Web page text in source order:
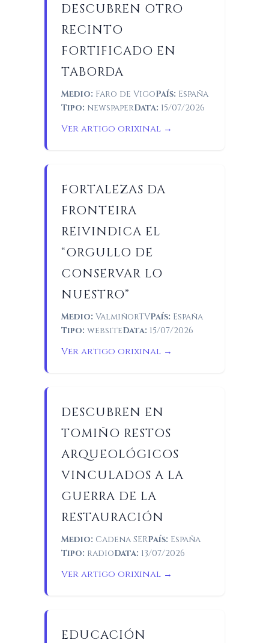
DESCUBREN OTRO
RECINTO
FORTIFICADO EN
TABORDA
Medio: Faro de VigoPaís: España
Tipo: newspaperData: 15/07/2026
Ver artigo orixinal →
FORTALEZAS DA
FRONTEIRA
REIVINDICA EL
“ORGULLO DE
CONSERVAR LO
NUESTRO”
Medio: ValmiñorTVPaís: España
Tipo: websiteData: 15/07/2026
Ver artigo orixinal →
DESCUBREN EN
TOMIÑO RESTOS
ARQUEOLÓGICOS
VINCULADOS A LA
GUERRA DE LA
RESTAURACIÓN
Medio: Cadena SERPaís: España
Tipo: radioData: 13/07/2026
Ver artigo orixinal →
EDUCACIÓN